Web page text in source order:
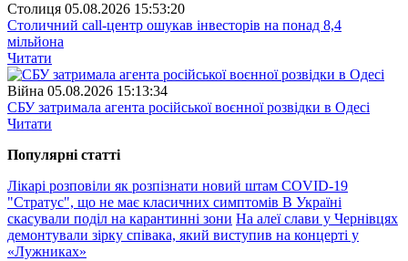
Столиця 05.08.2026 15:53:20
Столичний call-центр ошукав інвесторів на понад 8,4
мільйона
Читати
Війна 05.08.2026 15:13:34
СБУ затримала агента російської воєнної розвідки в Одесі
Читати
Популярнi статтi
Лікарі розповіли як розпізнати новий штам COVID-19
"Стратус", що не має класичних симптомів В Україні
скасували поділ на карантинні зони На алеї слави у Чернівцях
демонтували зірку співака, який виступив на концерті у
«Лужниках»